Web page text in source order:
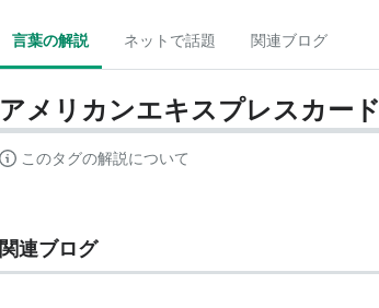
言葉の解説 ネットで話題 関連ブログ
アメリカンエキスプレスカード
このタグの解説について
関連ブログ